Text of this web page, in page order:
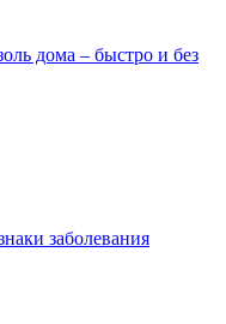
дома – быстро и без
заболевания